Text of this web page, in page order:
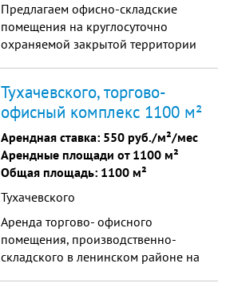
Предлагаем офисно-складские
помещения на круглосуточно
охраняемой закрытой территории
уже действующ
Тухачевского, торгово-
офисный комплекс 1100 м²
Арендная ставка: 550 руб./м²/мес
Арендные площади от 1100 м²
Общая площадь: 1100 м²
Тухачевского
Аренда торгово- офисного
помещения, производственно-
складского в ленинском районе на